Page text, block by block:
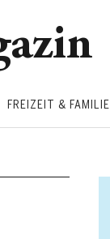
FREIZEIT & FAMILIE